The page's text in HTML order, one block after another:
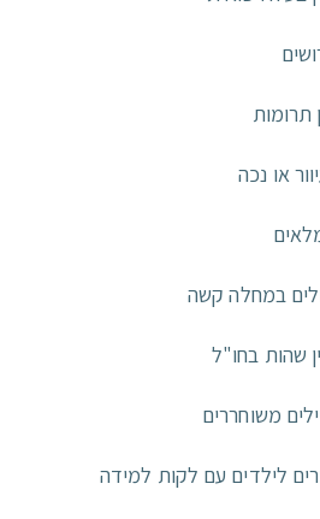
תרומות
או נכה
במחלה קשה
שהות בחו"ל
משוחררים
לילדים עם לקות למידה